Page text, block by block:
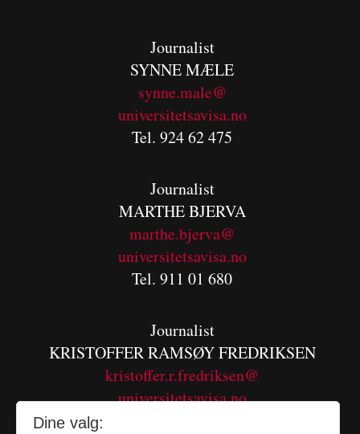
Journalist
SYNNE MÆLE
synne.male@
universitetsavisa.no
Tel. 924 62 475
Journalist
MARTHE BJERVA
marthe.bjerva@
universitetsavisa.no
Tel. 911 01 680
Journalist
KRISTOFFER RAMSØY FREDRIKSEN
kristoffer.r.fredriksen@
universitetsavisa.no
Dine valg: